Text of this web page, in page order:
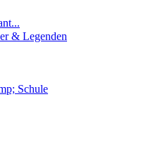
& Legenden
Schule